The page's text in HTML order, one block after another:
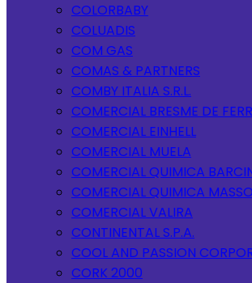
COLORBABY
COLUADIS
COM GAS
COMAS & PARTNERS
COMBY ITALIA S.R.L.
COMERCIAL BRESME DE
COMERCIAL EINHELL
COMERCIAL MUELA
COMERCIAL QUIMICA
COMERCIAL QUIMICA MASSO
COMERCIAL VALIRA
CONTINENTAL S.P.A.
COOL AND PASSION
CORK 2000